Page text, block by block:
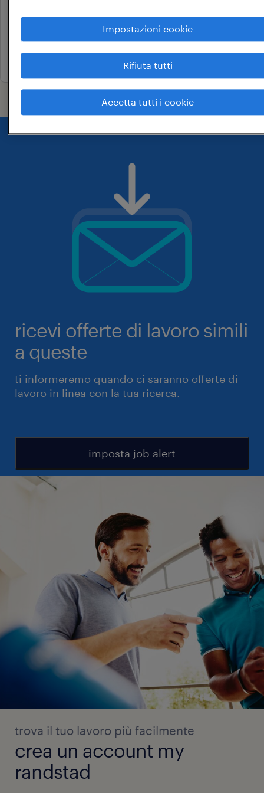
tempo determinato
22.000 € - 28.000 € annuale
10 giugno 2026
ricevi offerte di lavoro simili
a queste
ti informeremo quando ci saranno offerte di
lavoro in linea con la tua ricerca.
imposta job alert
trova il tuo lavoro più facilmente
crea un account my
randstad
Impostazioni cookie
Rifiuta tutti
Accetta tutti i cookie